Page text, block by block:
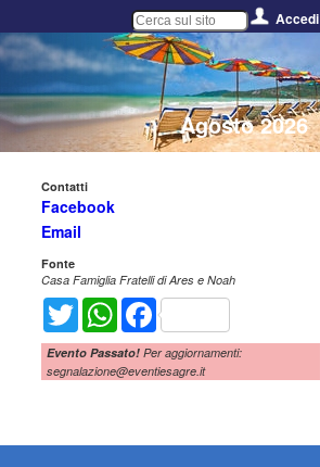
Accedi
Agosto 2026
Contatti
Facebook
Email
Fonte
Casa Famiglia Fratelli di Ares e Noah
Twitter WhatsAppFacebook
Evento Passato! Per aggiornamenti:
segnalazione@eventiesagre.it